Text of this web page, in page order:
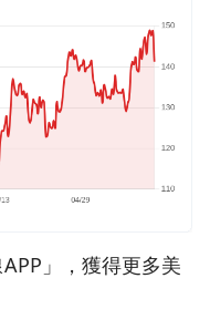
」，獲得更多美